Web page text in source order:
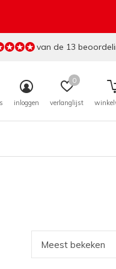
inloggen verlanglijst
0
van de 13